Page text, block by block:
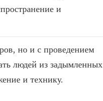
и
но и с проведением
людей из задымленных
и технику.